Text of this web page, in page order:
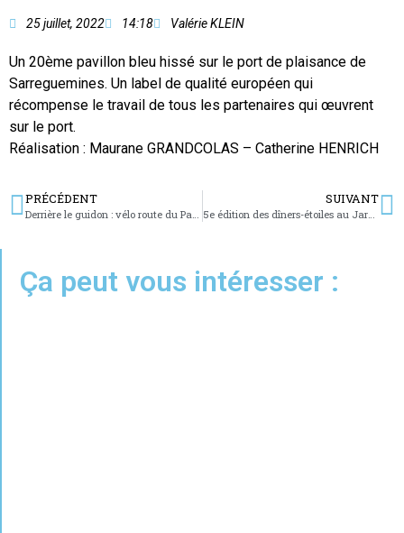
25 juillet, 2022 14:18 Valérie KLEIN
Un 20ème pavillon bleu hissé sur le port de plaisance de
Sarreguemines. Un label de qualité européen qui
récompense le travail de tous les partenaires qui œuvrent
sur le port.
Réalisation : Maurane GRANDCOLAS – Catherine HENRICH
PRÉCÉDENT
Derrière le guidon : vélo route du Pays de Bitche
SUIVANT
5e édition des dîners-étoiles au Jardin pour la Paix de Bitche
Ça peut vous intéresser :